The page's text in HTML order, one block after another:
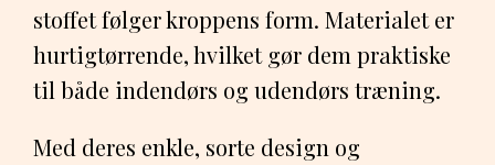
stoffet følger kroppens form. Materialet er
hurtigtørrende, hvilket gør dem praktiske
til både indendørs og udendørs træning.
Med deres enkle, sorte design og